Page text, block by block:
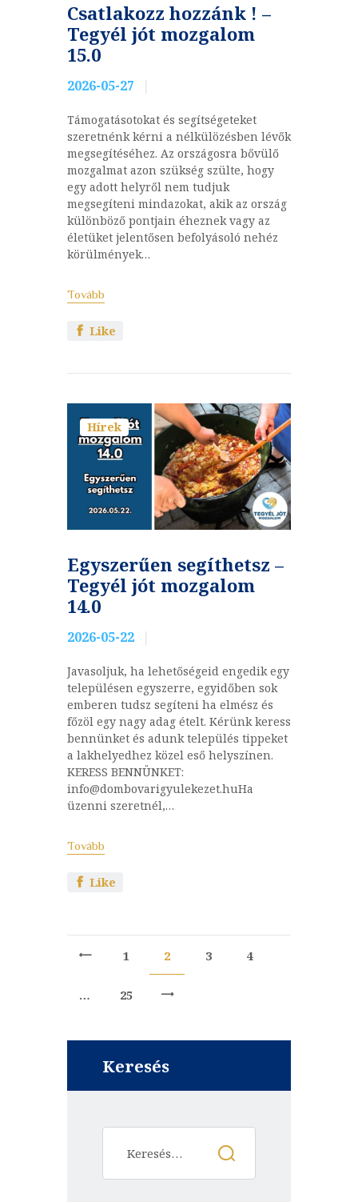
Csatlakozz hozzánk ! –
Tegyél jót mozgalom
15.0
2026-05-27
Támogatásotokat és segítségeteket
szeretnénk kérni a nélkülözésben lévők
megsegítéséhez. Az országosra bővülő
mozgalmat azon szükség szülte, hogy
egy adott helyről nem tudjuk
megsegíteni mindazokat, akik az ország
különböző pontjain éheznek vagy az
életüket jelentősen befolyásoló nehéz
körülmények…
Tovább
Like
Hírek
Egyszerűen segíthetsz –
Tegyél jót mozgalom
14.0
2026-05-22
Javasoljuk, ha lehetőségeid engedik egy
településen egyszerre, egyidőben sok
emberen tudsz segíteni ha elmész és
főzöl egy nagy adag ételt. Kérünk keress
bennünket és adunk település tippeket
a lakhelyedhez közel eső helyszínen.
KERESS BENNÜNKET:
info@dombovarigyulekezet.huHa
üzenni szeretnél,…
Tovább
Like
1 2 3 4
… 25
Keresés